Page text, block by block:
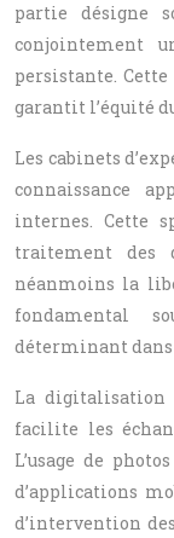
partie désigne
conjointement
persistante.
garantit l’équité
Les cabinets
connaissance
internes. Cette
traitement des
néanmoins la
fondamental
déterminant
La digitalisation
facilite les
L’usage de
d’applications
d’intervention